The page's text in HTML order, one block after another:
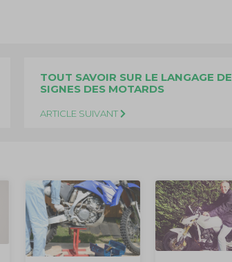
TOUT SAVOIR SUR LE LANGAGE
SIGNES DES MOTARDS
ARTICLE SUIVANT